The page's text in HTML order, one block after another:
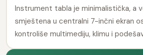
Instrument tabla je minimalistička, a
smještena u centralni 7-inčni ekran
kontroliše multimediju, klimu i